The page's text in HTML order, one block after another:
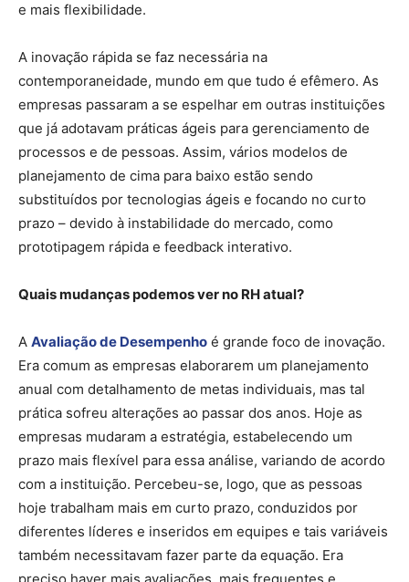
e mais flexibilidade.
A inovação rápida se faz necessária na
contemporaneidade, mundo em que tudo é efêmero. As
empresas passaram a se espelhar em outras instituições
que já adotavam práticas ágeis para gerenciamento de
processos e de pessoas. Assim, vários modelos de
planejamento de cima para baixo estão sendo
substituídos por tecnologias ágeis e focando no curto
prazo – devido à instabilidade do mercado, como
prototipagem rápida e feedback interativo.
Quais mudanças podemos ver no RH atual?
A Avaliação de Desempenho é grande foco de inovação.
Era comum as empresas elaborarem um planejamento
anual com detalhamento de metas individuais, mas tal
prática sofreu alterações ao passar dos anos. Hoje as
empresas mudaram a estratégia, estabelecendo um
prazo mais flexível para essa análise, variando de acordo
com a instituição. Percebeu-se, logo, que as pessoas
hoje trabalham mais em curto prazo, conduzidos por
diferentes líderes e inseridos em equipes e tais variáveis
também necessitavam fazer parte da equação. Era